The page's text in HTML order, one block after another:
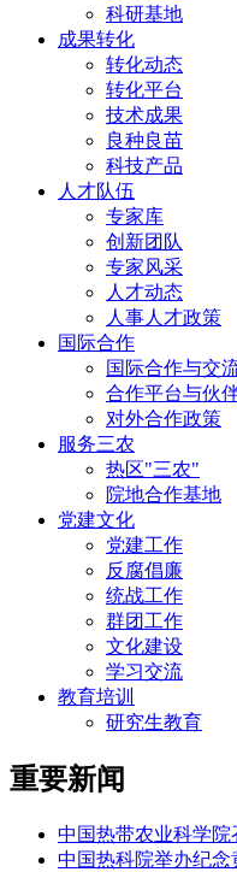
科研基地
成果转化
转化动态
转化平台
技术成果
良种良苗
科技产品
人才队伍
专家库
创新团队
专家风采
人才动态
人事人才政策
国际合作
国际合作与交
合作平台与伙
对外合作政策
服务三农
热区"三农"
院地合作基地
党建文化
党建工作
反腐倡廉
统战工作
群团工作
文化建设
学习交流
教育培训
研究生教育
重要新闻
中国热带农业科学院
中国热科院举办纪念